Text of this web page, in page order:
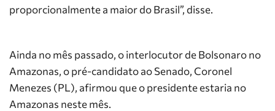
proporcionalmente a maior do Brasil”, disse.
Ainda no mês passado, o interlocutor de Bolsonaro no
Amazonas, o pré-candidato ao Senado, Coronel
Menezes (PL), afirmou que o presidente estaria no
Amazonas neste mês.